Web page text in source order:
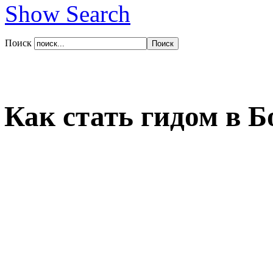
Show Search
Поиск
Как стать гидом в